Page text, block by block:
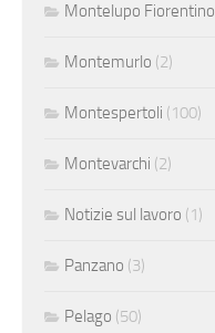
Montelupo Fiorentino
Montemurlo (2)
Montespertoli (100)
Montevarchi (2)
Notizie sul lavoro (1)
Panzano (3)
Pelago (50)